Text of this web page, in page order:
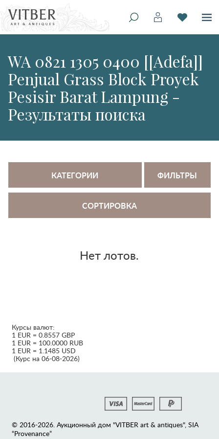
WA 0821 1305 0400 [[Adefa]]
Penjual Grass Block Proyek
Pesisir Barat Lampung -
Результаты поиска
КАТЕГОРИИ ФИЛЬТРЫ
СОРТИРОВКА
Нет лотов.
Курсы валют:
1 EUR = 0.8557 GBP
1 EUR = 100.0000 RUB
1 EUR = 1.1485 USD
(Курс на 06-08-2026)
© 2016-2026. Аукционный дом "VITBER art & antiques", SIA
“Provenance”